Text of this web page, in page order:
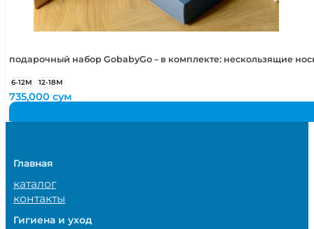
подарочный набор GobabyGo – в комплекте: нескользящие
6-12М 12-18М
735,000сум
Главная
каталог
контакты
Гигиена и уход